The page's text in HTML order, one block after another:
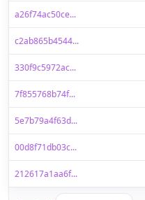
a26f74ac50ce...
c2ab865b4544...
330f9c5972ac...
7f855768b74f...
5e7b79a4f63d...
00d8f71db03c...
212617a1aa6f...